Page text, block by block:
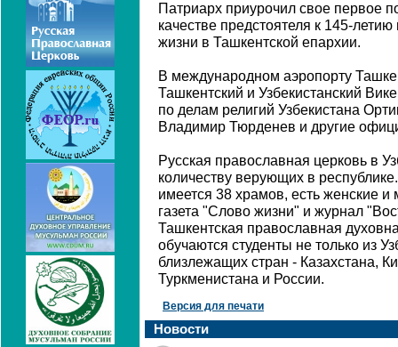
Патриарх приурочил свое первое
качестве предстоятеля к 145-
жизни в Ташкентской епархии.
В международном аэропорту
Ташкентский и Узбекистанский
по делам религий Узбекистана
Владимир Тюрденев и другие
Русская православная церковь в
количеству верующих в
имеется 38 храмов, есть женские
газета "Слово жизни" и журнал
Ташкентская православная
обучаются студенты не только из
близлежащих стран - Казахстана,
Туркменистана и России.
Версия для печати
Новости